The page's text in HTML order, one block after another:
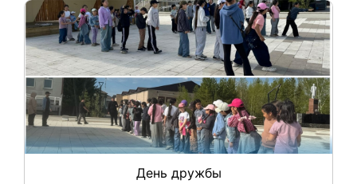
День дружбы